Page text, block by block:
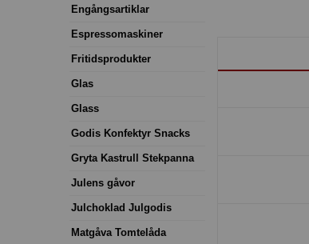
Engångsartiklar
Espressomaskiner
Fritidsprodukter
Glas
Glass
Godis Konfektyr Snacks
Gryta Kastrull Stekpanna
Julens gåvor
Julchoklad Julgodis
Matgåva Tomtelåda